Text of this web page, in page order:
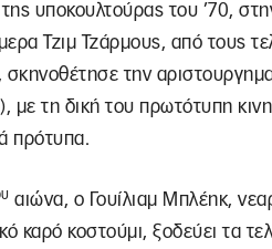
της υποκουλτούρας του ’70,
Τζιμ Τζάρμους, από τους
την
με τη δική του πρωτότυπη
πρότυπα.
αιώνα, ο Γουίλιαμ Μπλέηκ,
καρό κοστούμι, ξοδεύει τα